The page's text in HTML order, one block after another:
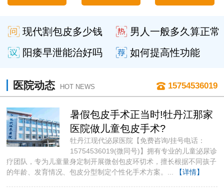
现代割包皮多少钱
男人一般多久算正常
阳痿早泄能治好吗
如何提高性功能
医院动态 HOT NEWS 15754536019
暑假包皮手术正当时!牡丹江那家
医院做儿童包皮手术?
牡丹江现代泌尿医院【免费咨询/挂号电话：
15754536019(微同号)】拥有专业的儿童泌尿诊
疗团队，专为儿童量身定制开展微创包皮环切术，擅长根据不同孩子
的年龄、发育情况、包皮分型制定个性化手术方案。...
【详情】